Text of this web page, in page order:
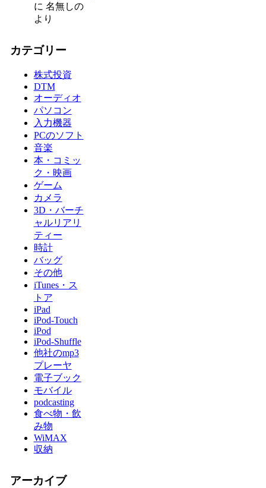
に 名無しの
より
カテゴリー
株式投資
DTM
オーディオ
パソコン
入力機器
PCのソフト
音楽
本・コミッ
ク・映画
ゲーム
カメラ
3D・バーチ
ャルリアリ
ティー
時計
バッグ
その他
iTunes・ス
トア
iPad
iPod-Touch
iPod
iPod-Shuffle
他社のmp3
プレーヤ
電子ブック
モバイル
podcasting
食べ物・飲
み物
WiMAX
収納
アーカイブ